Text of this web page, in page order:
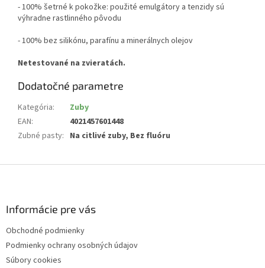
- 100% šetrné k pokožke: použité emulgátory a tenzidy sú
výhradne rastlinného pôvodu
- 100% bez silikónu, parafínu a minerálnych olejov
Netestované na zvieratách.
Dodatočné parametre
Kategória:
Zuby
EAN:
4021457601448
Zubné pasty: Na citlivé zuby, Bez fluóru
Informácie pre vás
Obchodné podmienky
Podmienky ochrany osobných údajov
Súbory cookies